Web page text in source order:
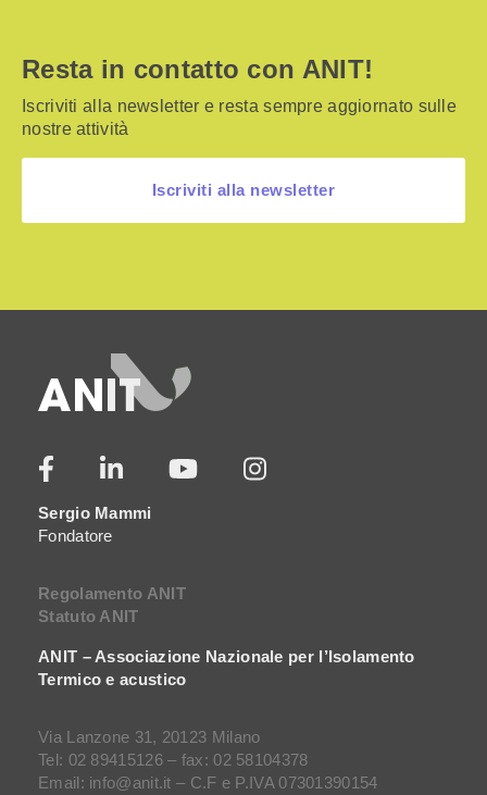
Resta in contatto con ANIT!
Iscriviti alla newsletter e resta sempre aggiornato sulle
nostre attività
Iscriviti alla newsletter
Sergio Mammi
Fondatore
Regolamento ANIT
Statuto ANIT
ANIT – Associazione Nazionale per l’Isolamento
Termico e acustico
Via Lanzone 31, 20123 Milano
Tel: 02 89415126 – fax: 02 58104378
Email: info@anit.it – C.F e P.IVA 07301390154